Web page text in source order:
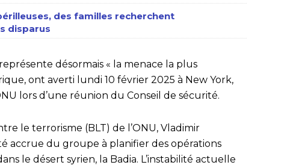
des familles recherchent
disparus
désormais « la menace la plus
ont averti lundi 10 février 2025 à New York,
lors d’une réunion du Conseil de sécurité.
le terrorisme (BLT) de l’ONU, Vladimir
accrue du groupe à planifier des opérations
le désert syrien, la Badia. L’instabilité actuelle